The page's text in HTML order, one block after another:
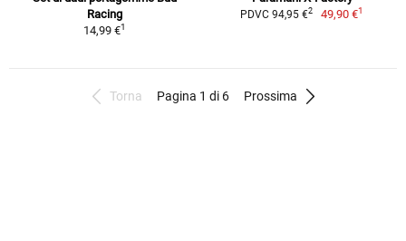
Racing
14,99 €1
PDVC 94,95 €2 49,90 €1
Torna Pagina 1 di 6 Prossima